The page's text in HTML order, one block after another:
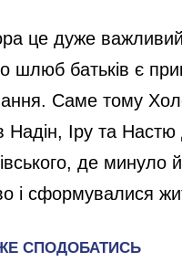
це дуже
шлюб батьків є
Саме тому
Надін, Іру та
де минуло
і сформувалися